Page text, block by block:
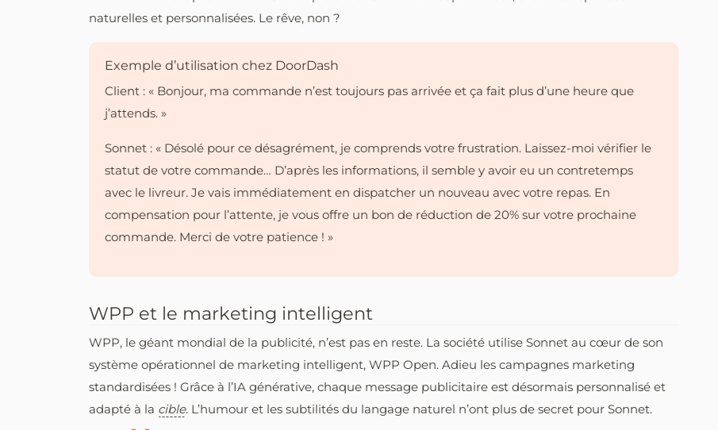
naturelles et personnalisées. Le rêve, non ?
Exemple d’utilisation chez DoorDash
Client : « Bonjour, ma commande n’est toujours pas arrivée et ça fait plus d’une heure que
j’attends. »
Sonnet : « Désolé pour ce désagrément, je comprends votre frustration. Laissez-moi vérifier le
statut de votre commande… D’après les informations, il semble y avoir eu un contretemps
avec le livreur. Je vais immédiatement en dispatcher un nouveau avec votre repas. En
compensation pour l’attente, je vous offre un bon de réduction de 20% sur votre prochaine
commande. Merci de votre patience ! »
WPP et le marketing intelligent
WPP, le géant mondial de la publicité, n’est pas en reste. La société utilise Sonnet au cœur de son
système opérationnel de marketing intelligent, WPP Open. Adieu les campagnes marketing
standardisées ! Grâce à l’IA générative, chaque message publicitaire est désormais personnalisé et
adapté à la cible. L’humour et les subtilités du langage naturel n’ont plus de secret pour Sonnet.